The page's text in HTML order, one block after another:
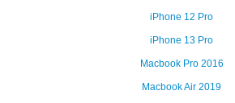
iPhone 12 Pro
iPhone 13 Pro
Macbook Pro 2016
Macbook Air 2019